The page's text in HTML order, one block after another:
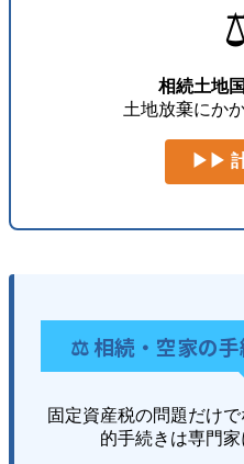
相続土地
土地放棄にか
▶▶
⚖️ 相続・空家の
固定資産税の問題だけ
的手続きは専門家